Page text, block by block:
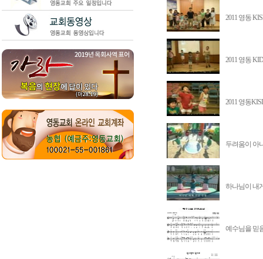
2011 영동
2011 영동
2011 영동
두려움이 아
하나님이 내
예수님을 믿